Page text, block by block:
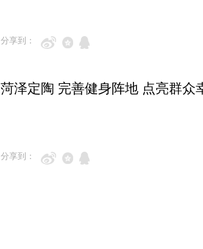
分享到：
菏泽定陶 完善健身阵地 点亮群众
分享到：